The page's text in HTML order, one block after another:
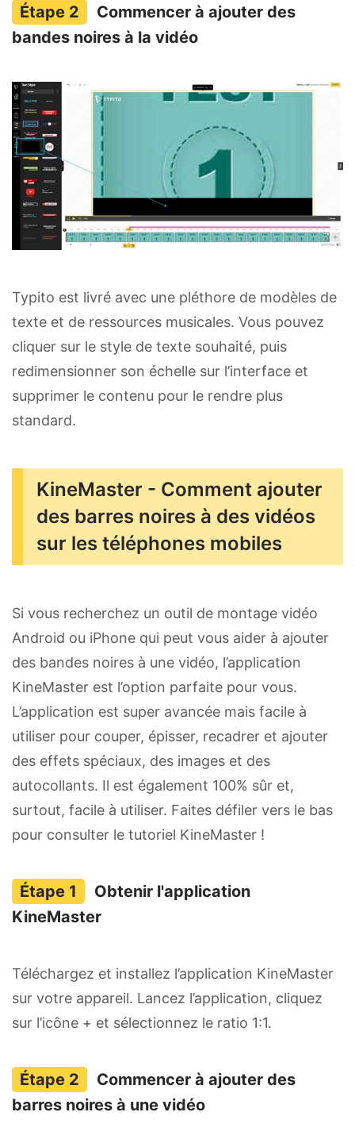
Commencer à ajouter des
bandes noires à la vidéo
Typito est livré avec une pléthore de modèles de
texte et de ressources musicales. Vous pouvez
cliquer sur le style de texte souhaité, puis
redimensionner son échelle sur l’interface et
supprimer le contenu pour le rendre plus
standard.
KineMaster - Comment ajouter
des barres noires à des vidéos
sur les téléphones mobiles
Si vous recherchez un outil de montage vidéo
Android ou iPhone qui peut vous aider à ajouter
des bandes noires à une vidéo, l’application
KineMaster est l’option parfaite pour vous.
L’application est super avancée mais facile à
utiliser pour couper, épisser, recadrer et ajouter
des effets spéciaux, des images et des
autocollants. Il est également 100% sûr et,
surtout, facile à utiliser. Faites défiler vers le bas
pour consulter le tutoriel KineMaster !
Obtenir l'application
KineMaster
Téléchargez et installez l’application KineMaster
sur votre appareil. Lancez l’application, cliquez
sur l’icône + et sélectionnez le ratio 1:1.
Commencer à ajouter des
barres noires à une vidéo